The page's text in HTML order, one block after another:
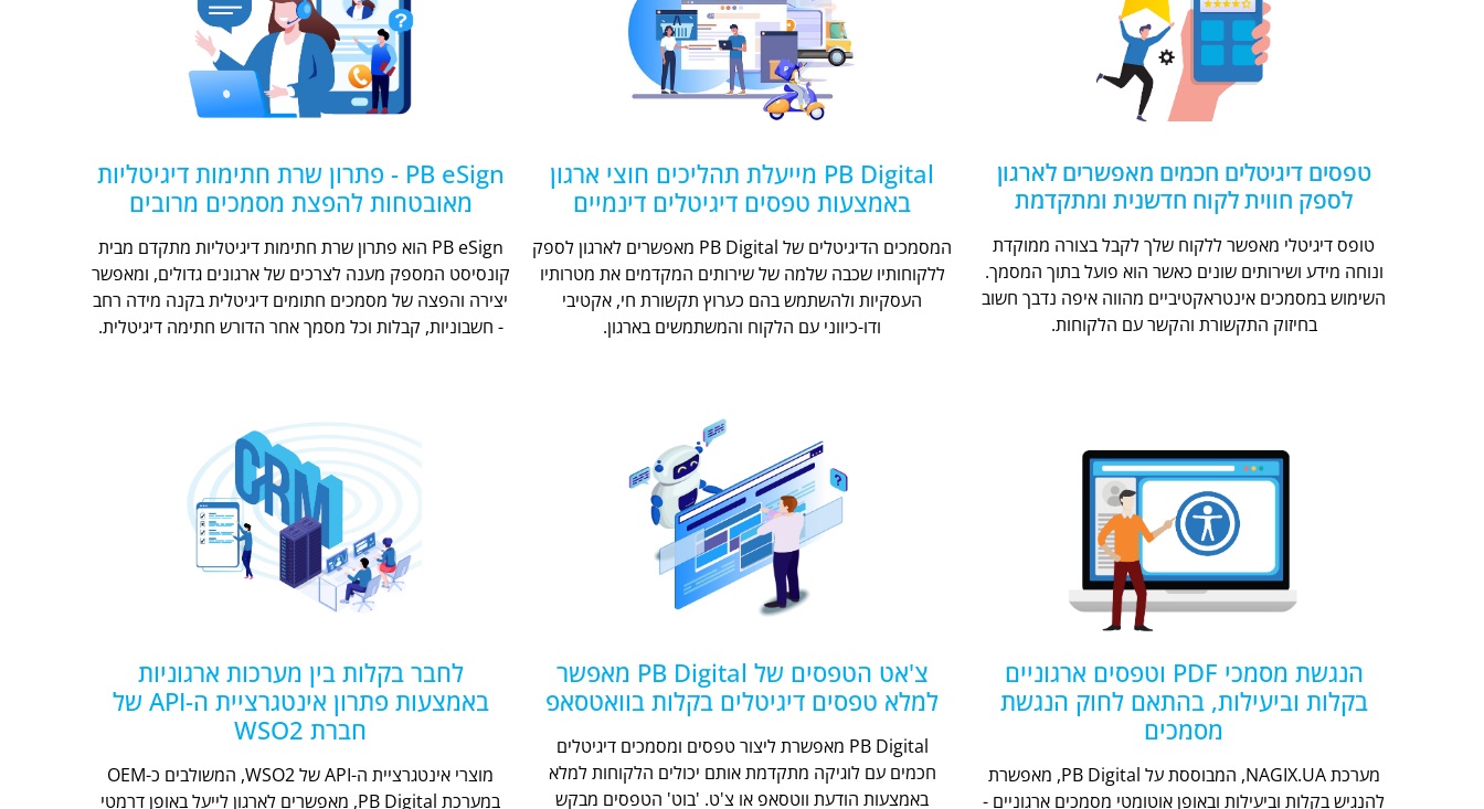
טפסים דיגיטלים חכמים מאפשרים לארגון
לספק חווית לקוח חדשנית ומתקדמת
טופס דיגיטלי מאפשר ללקוח שלך לקבל בצורה ממוקדת
ונוחה מידע ושירותים שונים כאשר הוא פועל בתוך המסמך.
השימוש במסמכים אינטראקטיביים מהווה איפה נדבך חשוב
בחיזוק התקשורת והקשר עם הלקוחות.
PB Digital מייעלת תהליכים חוצי ארגון
באמצעות טפסים דיגיטלים דינמיים
המסמכים הדיגיטלים של PB Digital מאפשרים לארגון לספק
ללקוחותיו שכבה שלמה של שירותים המקדמים את מטרותיו
העסקיות ולהשתמש בהם כערוץ תקשורת חי, אקטיבי
ודו-כיווני עם הלקוח והמשתמשים בארגון.
PB eSign - פתרון שרת חתימות דיגיטליות
מאובטחות להפצת מסמכים מרובים
PB eSign הוא פתרון שרת חתימות דיגיטליות מתקדם מבית
קונסיסט המספק מענה לצרכים של ארגונים גדולים, ומאפשר
יצירה והפצה של מסמכים חתומים דיגיטלית בקנה מידה רחב
- חשבוניות, קבלות וכל מסמך אחר הדורש חתימה דיגיטלית.
הנגשת מסמכי PDF וטפסים ארגוניים
בקלות וביעילות, בהתאם לחוק הנגשת
מסמכים
מערכת NAGIX.UA, המבוססת על PB Digital, מאפשרת
להנגיש בקלות וביעילות ובאופן אוטומטי מסמכים ארגוניים -
צ'אט הטפסים של PB Digital מאפשר
למלא טפסים דיגיטלים בקלות בוואטסאפ
PB Digital מאפשרת ליצור טפסים ומסמכים דיגיטלים
חכמים עם לוגיקה מתקדמת אותם יכולים הלקוחות למלא
באמצעות הודעת ווטסאפ או צ'ט. 'בוט' הטפסים מבקש
לחבר בקלות בין מערכות ארגוניות
באמצעות פתרון אינטגרציית ה-API של
חברת WSO2
מוצרי אינטגרציית ה-API של WSO2, המשולבים כ-OEM
במערכת PB Digital, מאפשרים לארגון לייעל באופן דרמטי